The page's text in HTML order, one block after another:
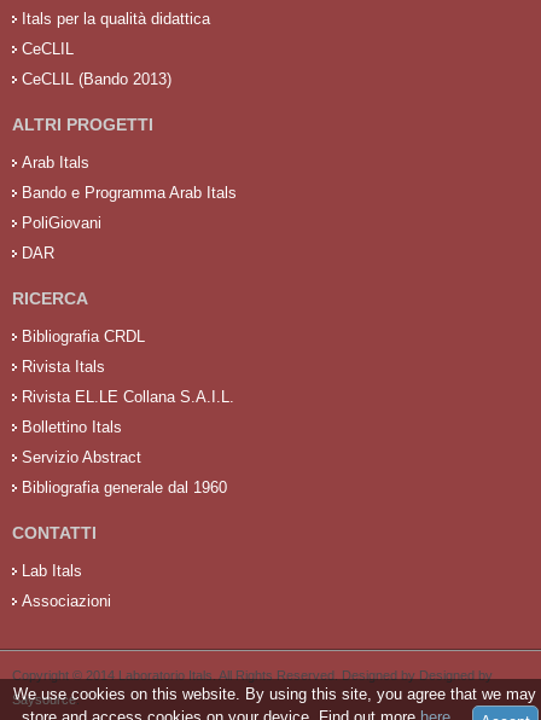
Itals per la qualità didattica
CeCLIL
CeCLIL (Bando 2013)
ALTRI PROGETTI
Arab Itals
Bando e Programma Arab Itals
PoliGiovani
DAR
RICERCA
Bibliografia CRDL
Rivista Itals
Rivista EL.LE Collana S.A.I.L.
Bollettino Itals
Servizio Abstract
Bibliografia generale dal 1960
CONTATTI
Lab Itals
Associazioni
Copyright © 2014 Laboratorio Itals. All Rights Reserved. Designed by Designed by
Saysource.
We use cookies on this website. By using this site, you agree that we may